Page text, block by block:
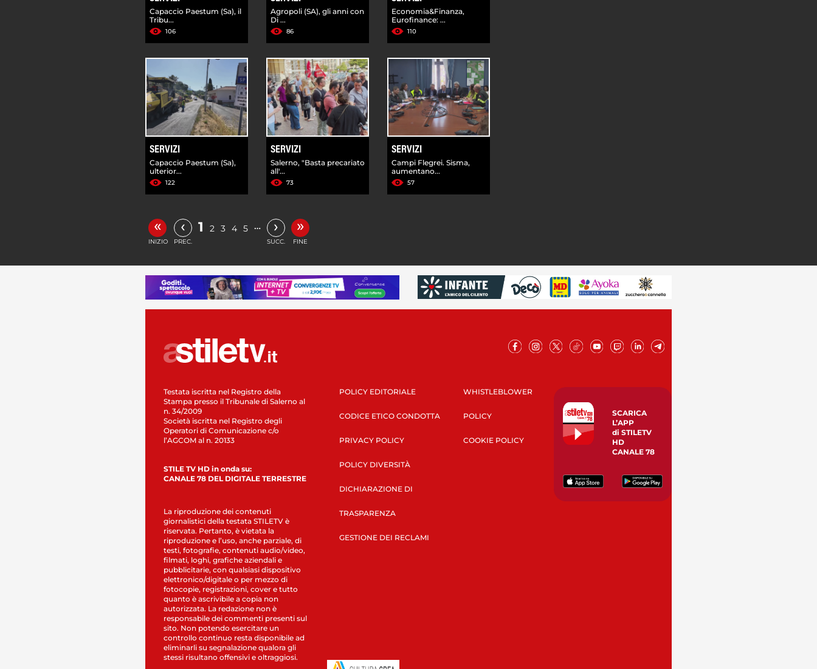
Capaccio Paestum (Sa), il
Tribu...
106
Agropoli (SA), gli anni con
Di ...
86
Economia&Finanza,
Eurofinance: ...
110
SERVIZI
Capaccio Paestum (Sa),
ulterior...
122
SERVIZI
Salerno, "Basta precariato
all'...
73
SERVIZI
Campi Flegrei. Sisma,
aumentano...
57
«
INIZIO
‹
PREC.
1 2 3 4 5 … ›
SUCC.
»
FINE
Testata iscritta nel Registro della
Stampa presso il Tribunale di Salerno al
n. 34/2009
Società iscritta nel Registro degli
Operatori di Comunicazione c/o
l’AGCOM al n. 20133
STILE TV HD in onda su:
CANALE 78 DEL DIGITALE TERRESTRE
La riproduzione dei contenuti
giornalistici della testata STILETV è
riservata. Pertanto, è vietata la
riproduzione e l’uso, anche parziale, di
testi, fotografie, contenuti audio/video,
filmati, loghi, grafiche aziendali e
pubblicitarie, con qualsiasi dispositivo
elettronico/digitale o per mezzo di
fotocopie, registrazioni, cover e tutto
quanto è ascrivibile a copia non
autorizzata. La redazione non è
responsabile dei commenti presenti sul
sito. Non potendo esercitare un
controllo continuo resta disponibile ad
eliminarli su segnalazione qualora gli
stessi risultano offensivi e oltraggiosi.
POLICY EDITORIALE
CODICE ETICO CONDOTTA
PRIVACY POLICY
POLICY DIVERSITÀ
DICHIARAZIONE DI
TRASPARENZA
GESTIONE DEI RECLAMI
WHISTLEBLOWER
POLICY
COOKIE POLICY
SCARICA
L’APP
di STILETV
HD
CANALE 78